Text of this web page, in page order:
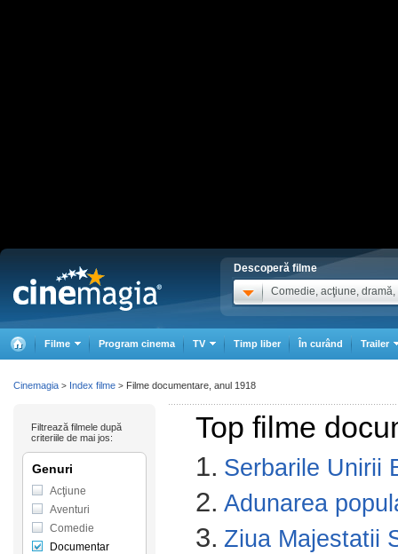
Descoperă filme
Comedie, acţiune, dramă,
Filme Program cinema TV Timp liber În curând Trailer
Top filme
1. Serbarile Unirii
2. Adunarea
3. Ziua Majestatii
Filtrează filmele după
criteriile de mai jos:
Genuri
Acţiune
Aventuri
Comedie
Documentar
Cinemagia > Index filme > Filme documentare, anul 1918